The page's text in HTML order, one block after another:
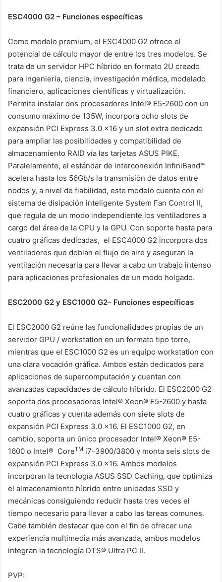
ESC4000 G2 – Funciones específicas
Como modelo premium, el ESC4000 G2 ofrece el
potencial de cálculo mayor de entre los tres modelos. Se
trata de un servidor HPC híbrido en formato 2U creado
para ingeniería, ciencia, investigación médica, modelado
financiero, aplicaciones científicas y virtualización.
Permite instalar dos procesadores Intel® E5-2600 con un
consumo máximo de 135W, incorpora ocho slots de
expansión PCI Express 3.0 x16 y un slot extra dedicado
para ampliar las posibilidades y compatibilidad de
almacenamiento RAID vía las tarjetas ASUS PIKE.
Paralelamente, el estándar de interconexión InfiniBand™
acelera hasta los 56Gb/s la transmisión de datos entre
nodos y, a nivel de fiabilidad, este modelo cuenta con el
sistema de disipación inteligente System Fan Control II,
que regula de un modo independiente los ventiladores a
cargo del área de la CPU y la GPU. Con soporte hasta para
cuatro gráficas dedicadas, el ESC4000 G2 incorpora dos
ventiladores que doblan el flujo de aire y aseguran la
ventilación necesaria para llevar a cabo un trabajo intenso
para aplicaciones profesionales de un modo holgado.
ESC2000 G2 y ESC1000 G2– Funciones específicas
El ESC2000 G2 reúne las funcionalidades propias de un
servidor GPU / workstation en un formato tipo torre,
mientras que el ESC1000 G2 es un equipo workstation con
una clara vocación gráfica. Ambos están dedicados para
aplicaciones de supercomputación y cuentan con
avanzadas capacidades de cálculo híbrido. El ESC2000 G2
soporta dos procesadores Intel® Xeon® E5-2600 y hasta
cuatro gráficas y cuenta además con siete slots de
expansión PCI Express 3.0 x16. El ESC1000 G2, en
cambio, soporta un único procesador Intel® Xeon® E5-
1600 o Intel® CoreTM i7-3900/3800 y monta seis slots de
expansión PCI Express 3.0 x16. Ambos modelos
incorporan la tecnología ASUS SSD Caching, que optimiza
el almacenamiento híbrido entre unidades SSD y
mecánicas consiguiendo reducir hasta tres veces el
tiempo necesario para llevar a cabo las tareas comunes.
Cabe también destacar que con el fin de ofrecer una
experiencia multimedia más avanzada, ambos modelos
integran la tecnología DTS® Ultra PC II.
PVP: